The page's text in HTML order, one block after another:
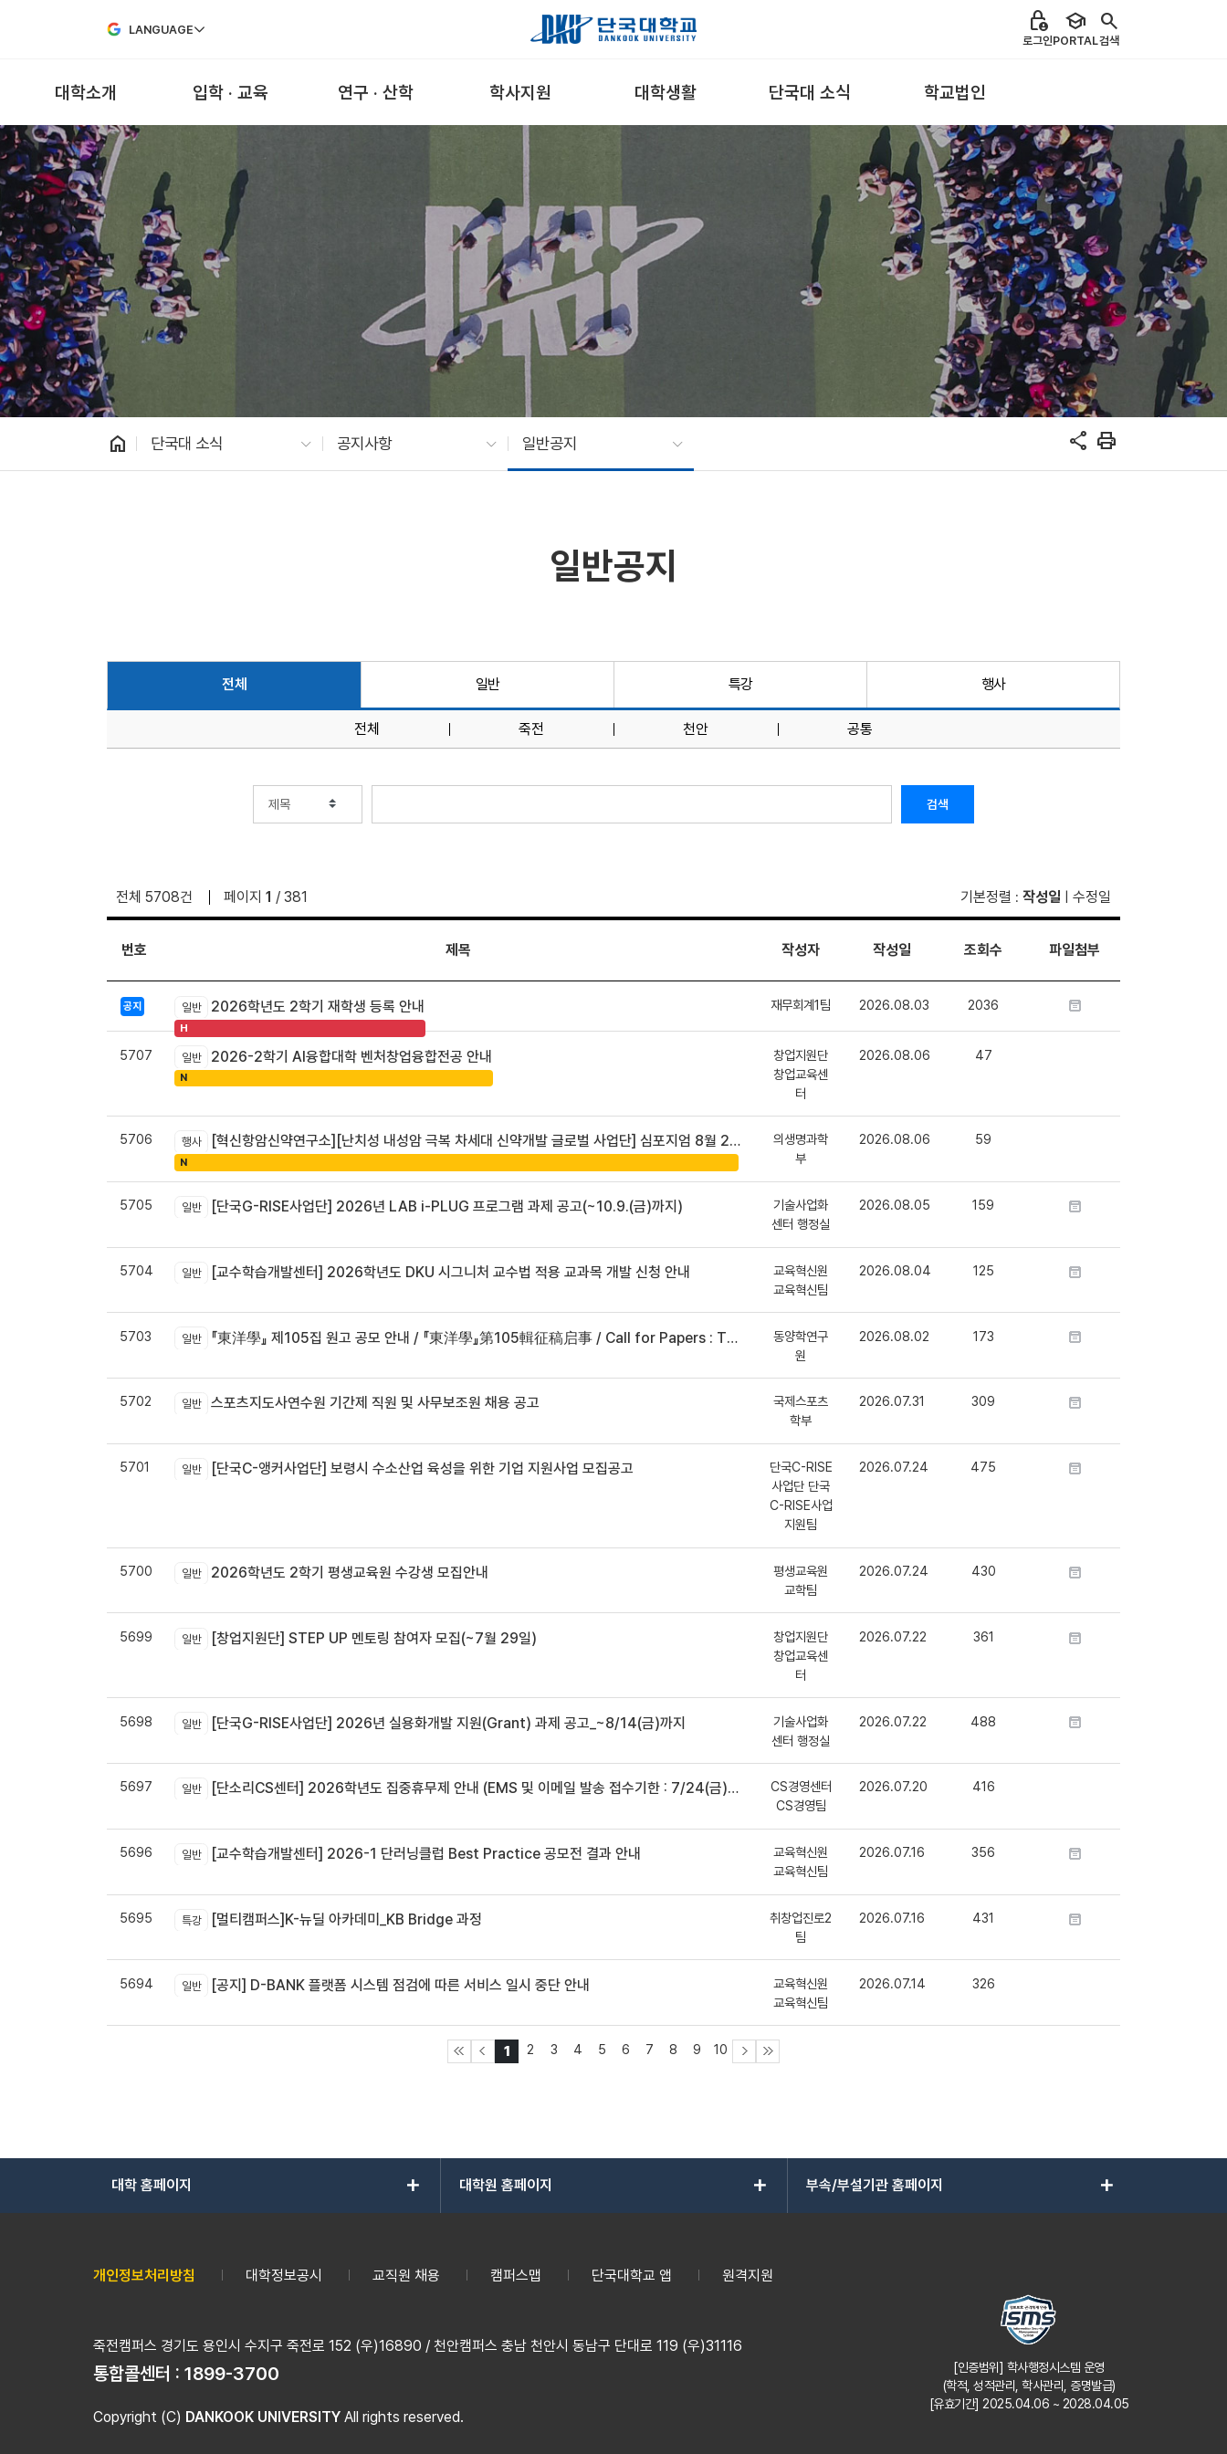
LANGUAGE lock_person
로그인
school
PORTAL
search
검색
대학소개 입학 · 교육 연구 · 산학 학사지원 대학생활 단국대 소식 학교법인
home 단국대 소식 공지사항 일반공지 share print
일반공지
전체 일반 특강 행사
전체 죽전 천안 공통
검색
전체 5708건 페이지 1 / 381 기본정렬 : 작성일 수정일
번호 제목 작성자 작성일 조회수 파일첨부
공지 일반 2026학년도 2학기 재학생 등록 안내
H
재무회계1팀 2026.08.03 2036
5707 일반 2026-2학기 AI융합대학 벤처창업융합전공 안내
N
창업지원단
창업교육센
터
2026.08.06 47
5706 행사 [혁신항암신약연구소][난치성 내성암 극복 차세대 신약개발 글로벌 사업단] 심포지엄 8월 24일 ~ 25일
N
의생명과학
부
2026.08.06 59
5705 일반 [단국G-RISE사업단] 2026년 LAB i-PLUG 프로그램 과제 공고(~10.9.(금)까지)
기술사업화
센터 행정실
2026.08.05 159
5704 일반 [교수학습개발센터] 2026학년도 DKU 시그니처 교수법 적용 교과목 개발 신청 안내
교육혁신원
교육혁신팀
2026.08.04 125
5703 일반 『東洋學』 제105집 원고 공모 안내 / 『東洋學』第105輯征稿启事 / Call for Papers : The Oriental Studies, the 105th Issue
동양학연구
원
2026.08.02 173
5702 일반 스포츠지도사연수원 기간제 직원 및 사무보조원 채용 공고
국제스포츠
학부
2026.07.31 309
5701 일반 [단국C-앵커사업단] 보령시 수소산업 육성을 위한 기업 지원사업 모집공고
단국C-RISE
사업단 단국
C-RISE사업
지원팀
2026.07.24 475
5700 일반 2026학년도 2학기 평생교육원 수강생 모집안내
평생교육원
교학팀
2026.07.24 430
5699 일반 [창업지원단] STEP UP 멘토링 참여자 모집(~7월 29일)
창업지원단
창업교육센
터
2026.07.22 361
5698 일반 [단국G-RISE사업단] 2026년 실용화개발 지원(Grant) 과제 공고_~8/14(금)까지
기술사업화
센터 행정실
2026.07.22 488
5697 일반 [단소리CS센터] 2026학년도 집중휴무제 안내 (EMS 및 이메일 발송 접수기한 : 7/24(금) 오후 12시까지)
CS경영센터
CS경영팀
2026.07.20 416
5696 일반 [교수학습개발센터] 2026-1 단러닝클럽 Best Practice 공모전 결과 안내
교육혁신원
교육혁신팀
2026.07.16 356
5695 특강 [멀티캠퍼스]K-뉴딜 아카데미_KB Bridge 과정
취창업진로2
팀
2026.07.16 431
5694 일반 [공지] D-BANK 플랫폼 시스템 점검에 따른 서비스 일시 중단 안내
교육혁신원
교육혁신팀
2026.07.14 326
1 2 3 4 5 6 7 8 9 10
대학 홈페이지 add 대학원 홈페이지 add 부속/부설기관 홈페이지 add
개인정보처리방침 대학정보공시 교직원 채용 캠퍼스맵 단국대학교 앱 원격지원
죽전캠퍼스 경기도 용인시 수지구 죽전로 152 (우)16890 / 천안캠퍼스 충남 천안시 동남구 단대로 119 (우)31116
통합콜센터 : 1899-3700
Copyright (C) DANKOOK UNIVERSITY All rights reserved.
[인증범위] 학사행정시스템 운영
(학적, 성적관리, 학사관리, 증명발급)
[유효기간] 2025.04.06 ~ 2028.04.05